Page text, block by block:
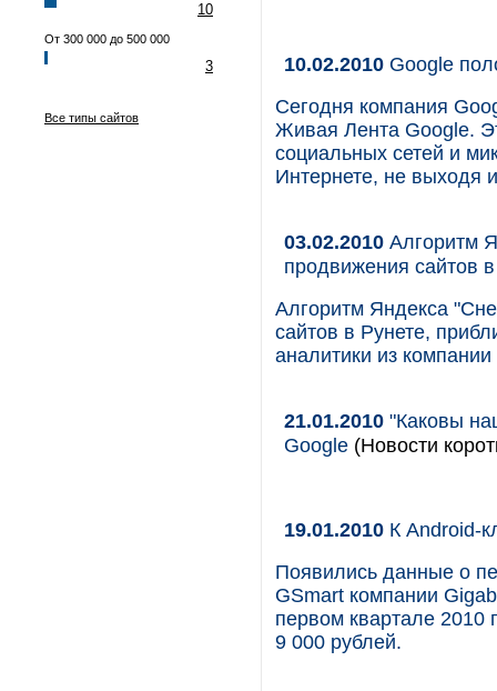
10
От 300 000 до 500 000
3
Все типы сайтов
10.02.2010 Google
Сегодня компания
Живая Лента Google.
социальных сетей и
Интернете, не выходя
03.02.2010 Алгоритм
продвижения сайтов
Алгоритм Яндекса
сайтов в Рунете,
аналитики из
21.01.2010 "Каковы
Google (Новости
19.01.2010 К Android-
Появились данные о
GSmart компании
первом квартале 2010
9 000 рублей.